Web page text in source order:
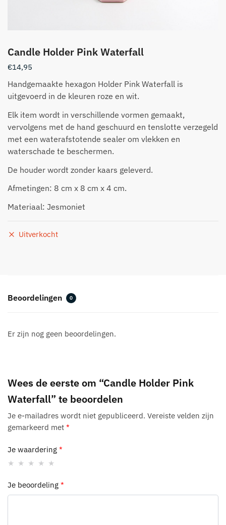
Candle Holder Pink Waterfall
€14,95
Handgemaakte hexagon Holder Pink Waterfall is
uitgevoerd in de kleuren roze en wit.
Elk item wordt in verschillende vormen gemaakt,
vervolgens met de hand geschuurd en tenslotte verzegeld
met een waterafstotende sealer om vlekken en
waterschade te beschermen.
De houder wordt zonder kaars geleverd.
Afmetingen: 8 cm x 8 cm x 4 cm.
Materiaal: Jesmoniet
Uitverkocht
Beoordelingen 0
Er zijn nog geen beoordelingen.
Wees de eerste om “Candle Holder Pink
Waterfall” te beoordelen
Je e-mailadres wordt niet gepubliceerd. Vereiste velden zijn
gemarkeerd met *
Je waardering *
Je beoordeling *